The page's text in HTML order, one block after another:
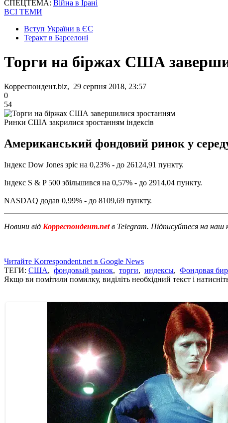
СПЕЦТЕМА: Війна в Ірані
ВСІ ТЕМИ
Вступ України в ЄС
Теракт в Барселоні
Торги на біржах США
Корреспондент.biz, 29 серпня 2018, 23:57
0
54
Ринки США закрилися зростанням індексів
Американський фондовий ринок у
Індекс Dow Jones зріс на 0,23% - до 26124,91 пункту.
Індекс S & P 500 збільшився на 0,57% - до 2914,04 пункту.
NASDAQ додав 0,99% - до 8109,69 пункту.
Новини від Корреспондент.netв Telegram. Підписуйтеся на наш
Читайте Korrespondent.net в Google News
ТЕГИ: США, фондовый рынок, торги, индексы, Фондовая
Якщо ви помітили помилку, виділіть необхідний текст і